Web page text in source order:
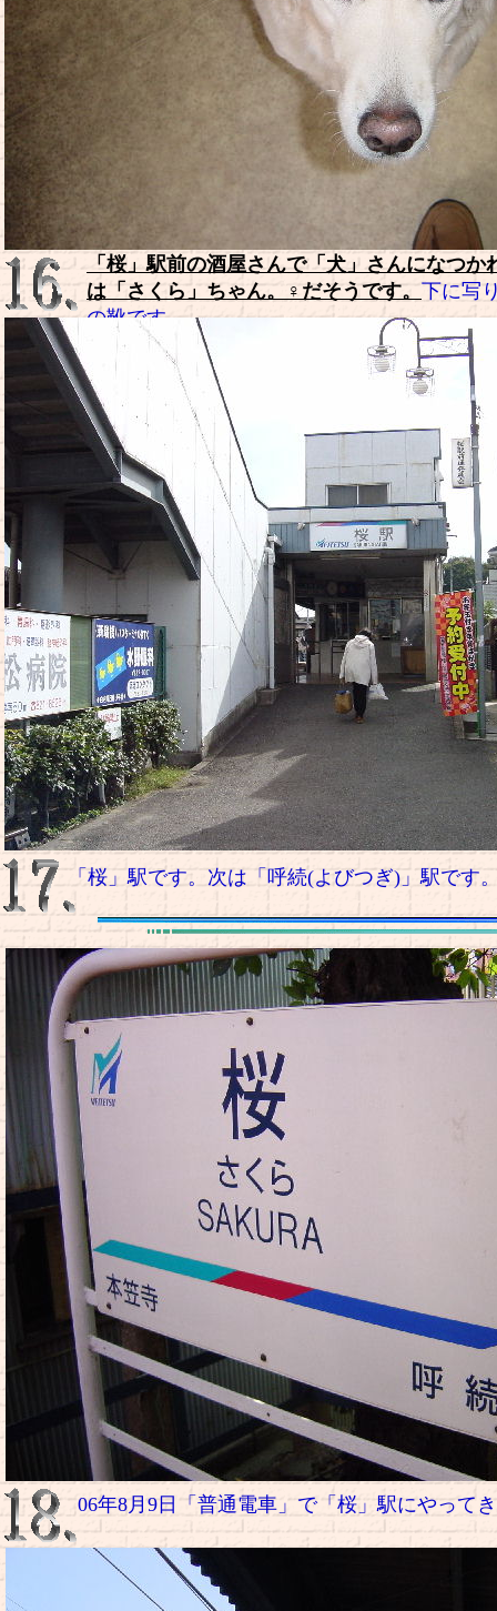
「桜」駅前の酒屋さんで「犬」さんになつ
は「さくら」ちゃん。♀だそうです。下に写
の靴です。
「桜」駅です。次は「呼続(よびつぎ)」駅です
06年8月9日「普通電車」で「桜」駅にやって